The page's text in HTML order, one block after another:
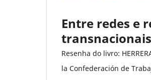
Entre redes e
Resenha do livro:
la Confederación de